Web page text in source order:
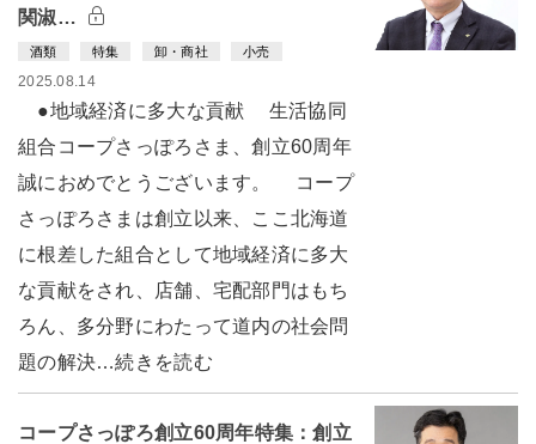
関淑…
酒類 特集 卸・商社 小売
2025.08.14
●地域経済に多大な貢献 生活協同
組合コープさっぽろさま、創立60周年
誠におめでとうございます。 コープ
さっぽろさまは創立以来、ここ北海道
に根差した組合として地域経済に多大
な貢献をされ、店舗、宅配部門はもち
ろん、多分野にわたって道内の社会問
題の解決…続きを読む
コープさっぽろ創立60周年特集：創立